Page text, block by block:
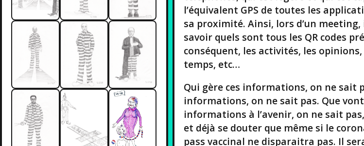
l’équivalent GPS de toutes les
sa proximité. Ainsi, lors d’un
savoir quels sont tous les QR codes
conséquent, les activités, les
temps, etc…
Qui gère ces informations, on ne sait
informations, on ne sait pas. Que
informations à l’avenir, on ne sait
et déjà se douter que même si le
pass vaccinal ne disparaitra pas. Il